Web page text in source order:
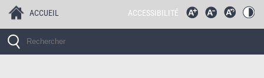
ACCUEIL ACCESSIBILITÉ